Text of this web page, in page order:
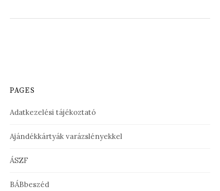
PAGES
Adatkezelési tájékoztató
Ajándékkártyák varázslényekkel
ÁSZF
BÁBbeszéd